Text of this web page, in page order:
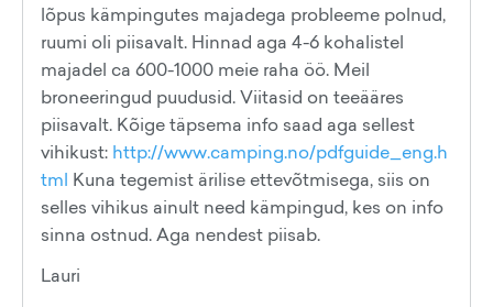
lõpus kämpingutes majadega probleeme polnud,
ruumi oli piisavalt. Hinnad aga 4-6 kohalistel
majadel ca 600-1000 meie raha öö. Meil
broneeringud puudusid. Viitasid on teeääres
piisavalt. Kõige täpsema info saad aga sellest
vihikust: http://www.camping.no/pdfguide_eng.h
tml Kuna tegemist ärilise ettevõtmisega, siis on
selles vihikus ainult need kämpingud, kes on info
sinna ostnud. Aga nendest piisab.
Lauri